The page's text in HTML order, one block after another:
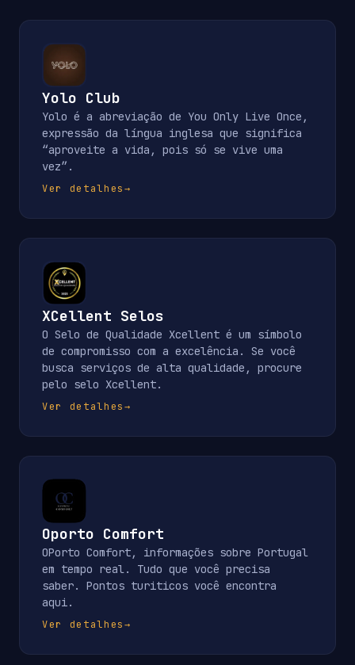
Yolo Club
Yolo é a abreviação de You Only Live Once,
expressão da língua inglesa que significa
“aproveite a vida, pois só se vive uma
vez”.
Ver detalhes→
XCellent Selos
O Selo de Qualidade Xcellent é um símbolo
de compromisso com a excelência. Se você
busca serviços de alta qualidade, procure
pelo selo Xcellent.
Ver detalhes→
Oporto Comfort
OPorto Comfort, informações sobre Portugal
em tempo real. Tudo que você precisa
saber. Pontos turiticos você encontra
aqui.
Ver detalhes→